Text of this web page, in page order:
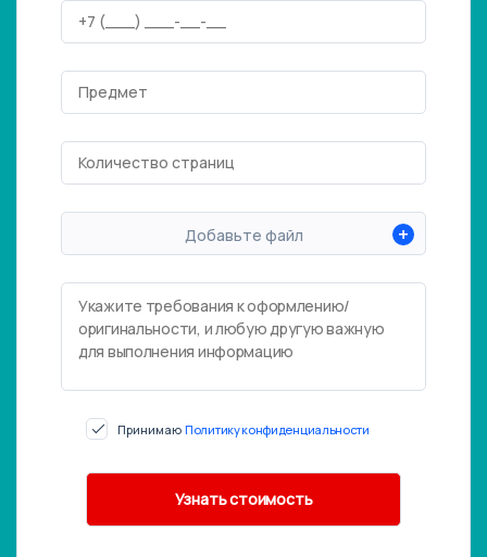
Добавьте файл +
Принимаю Политику конфиденциальности